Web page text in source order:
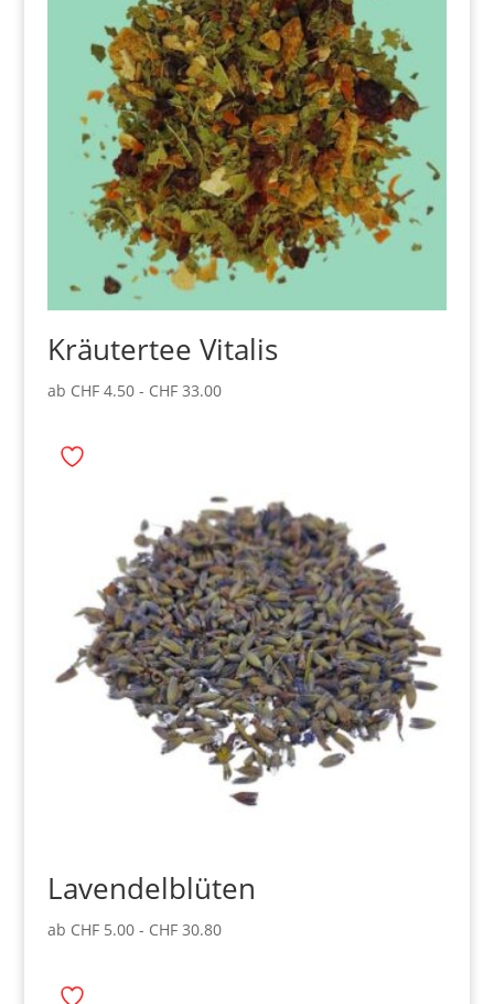
Kräutertee Vitalis
ab CHF4.50- CHF33.00
Lavendelblüten
ab CHF5.00- CHF30.80